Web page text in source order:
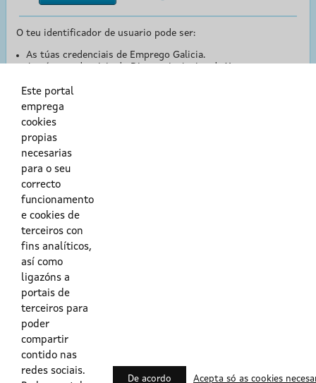
O teu identificador de usuario pode ser:
As túas credenciais de Emprego Galicia.
O teu DNI ou o teu NIE.
Este portal
emprega
cookies
propias
necesarias
para o seu
correcto
funcionamento
e cookies de
terceiros con
fins analíticos,
así como
ligazóns a
portais de
terceiros para
poder
compartir
contido nas
redes sociais.
De acordo Acepta só as cookies